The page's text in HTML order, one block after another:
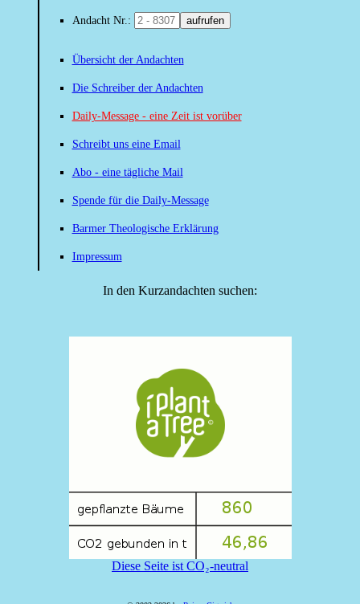
Andacht Nr.: aufrufen
Übersicht der Andachten
Die Schreiber der Andachten
Daily-Message - eine Zeit ist vorüber
Schreibt uns eine Email
Abo - eine tägliche Mail
Spende für die Daily-Message
Barmer Theologische Erklärung
Impressum
In den Kurzandachten suchen:
Diese Seite ist CO₂-neutral